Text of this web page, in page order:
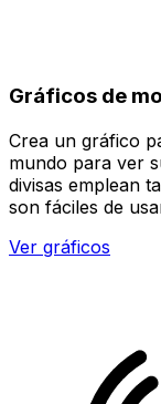
Gráficos de
Crea un gráfico
mundo para ver
divisas emplean
son fáciles de
Ver gráficos